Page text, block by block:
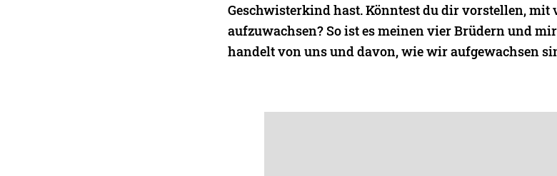
Geschwisterkind hast. Könntest du dir vorstellen, mit
aufzuwachsen? So ist es meinen vier Brüdern und
handelt von uns und davon, wie wir aufgewachsen